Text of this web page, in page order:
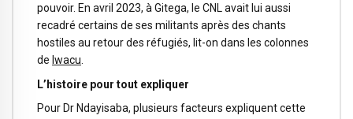
pouvoir. En avril 2023, à Gitega, le CNL avait lui aussi
recadré certains de ses militants après des chants
hostiles au retour des réfugiés, lit-on dans les colonnes
de Iwacu
L’histoire pour tout expliquer
Pour Dr Ndayisaba, plusieurs facteurs expliquent cette